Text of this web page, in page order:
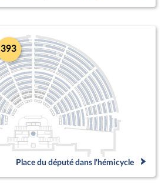
393
Place du député dans l'hémicycle